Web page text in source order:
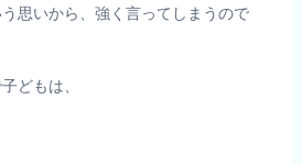
思いから、強く言ってしまうので
どもは、